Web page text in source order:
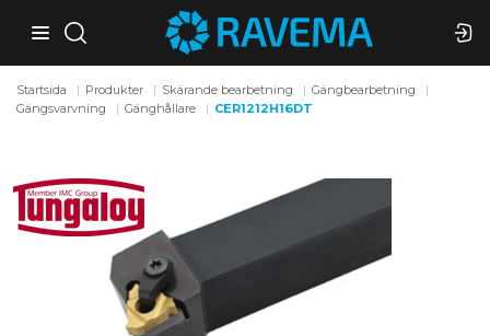
Startsida Produkter Skärande bearbetning
Gängbearbetning
Gängsvarvning
Gänghållare CER1212H16DT